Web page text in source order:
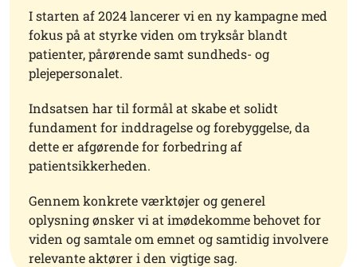
I starten af 2024 lancerer vi en ny kampagne med
fokus på at styrke viden om tryksår blandt
patienter, pårørende samt sundheds- og
plejepersonalet.
Indsatsen har til formål at skabe et solidt
fundament for inddragelse og forebyggelse, da
dette er afgørende for forbedring af
patientsikkerheden.
Gennem konkrete værktøjer og generel
oplysning ønsker vi at imødekomme behovet for
viden og samtale om emnet og samtidig involvere
relevante aktører i den vigtige sag.